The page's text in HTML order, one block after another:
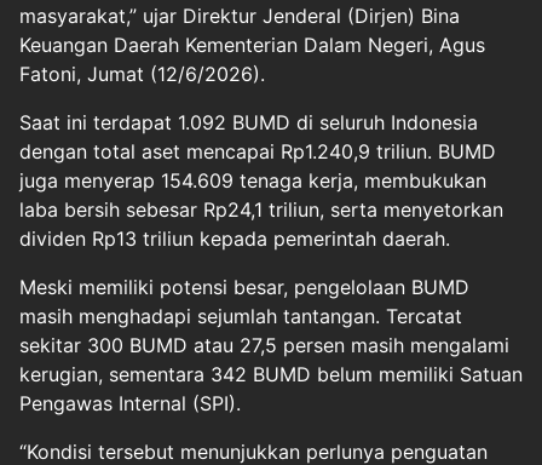
masyarakat,” ujar Direktur Jenderal (Dirjen) Bina
Keuangan Daerah Kementerian Dalam Negeri, Agus
Fatoni, Jumat (12/6/2026).
Saat ini terdapat 1.092 BUMD di seluruh Indonesia
dengan total aset mencapai Rp1.240,9 triliun. BUMD
juga menyerap 154.609 tenaga kerja, membukukan
laba bersih sebesar Rp24,1 triliun, serta menyetorkan
dividen Rp13 triliun kepada pemerintah daerah.
Meski memiliki potensi besar, pengelolaan BUMD
masih menghadapi sejumlah tantangan. Tercatat
sekitar 300 BUMD atau 27,5 persen masih mengalami
kerugian, sementara 342 BUMD belum memiliki Satuan
Pengawas Internal (SPI).
“Kondisi tersebut menunjukkan perlunya penguatan